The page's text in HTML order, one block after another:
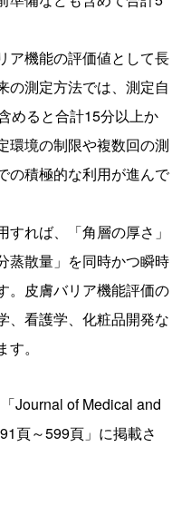
ア機能の評価値として長
の測定方法では、測定自
めると合計15分以上か
環境の制限や複数回の測
の積極的な利用が進んで
れば、「角層の厚さ」
蒸散量」を同時かつ瞬時
。皮膚バリア機能評価の
、看護学、化粧品開発な
。
Journal of Medical and
頁～599頁」に掲載さ